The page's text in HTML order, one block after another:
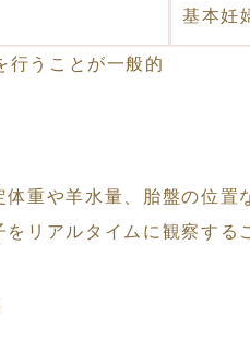
基本妊
行うことが一般的
重や羊水量、胎盤の位
リアルタイムに観察す